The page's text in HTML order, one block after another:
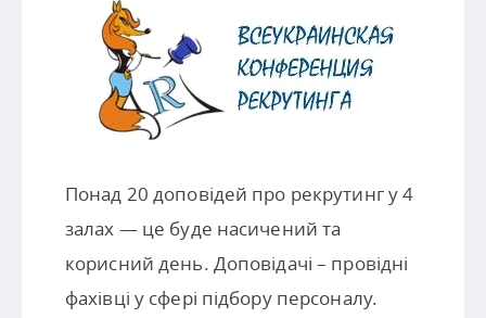
Понад 20 доповідей про рекрутинг у 4
залах — це буде насичений та
корисний день. Доповідачі – провідні
фахівці у сфері підбору персоналу.